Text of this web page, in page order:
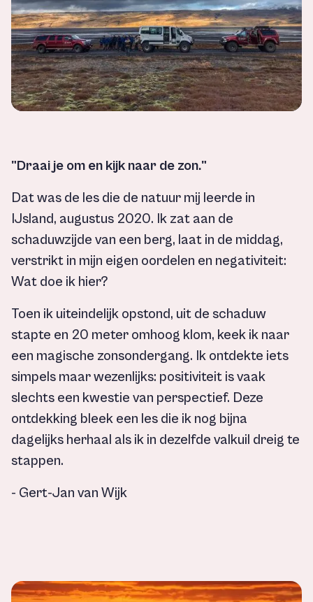
"Draai je om en kijk naar de zon."
Dat was de les die de natuur mij leerde in
IJsland, augustus 2020. Ik zat aan de
schaduwzijde van een berg, laat in de middag,
verstrikt in mijn eigen oordelen en negativiteit:
Wat doe ik hier?
Toen ik uiteindelijk opstond, uit de schaduw
stapte en 20 meter omhoog klom, keek ik naar
een magische zonsondergang. Ik ontdekte iets
simpels maar wezenlijks: positiviteit is vaak
slechts een kwestie van perspectief. Deze
ontdekking bleek een les die ik nog bijna
dagelijks herhaal als ik in dezelfde valkuil dreig te
stappen.
- Gert-Jan van Wijk